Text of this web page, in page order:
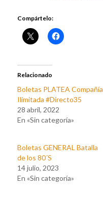
Compártelo:
Relacionado
Boletas PLATEA Compañía
Ilimitada #Directo35
28 abril, 2022
En «Sin categoría»
Boletas GENERAL Batalla
de los 80´S
14 julio, 2023
En «Sin categoría»